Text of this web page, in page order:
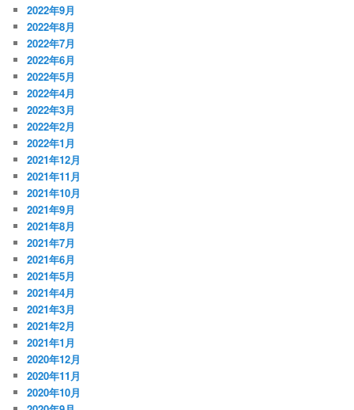
2022年9月
2022年8月
2022年7月
2022年6月
2022年5月
2022年4月
2022年3月
2022年2月
2022年1月
2021年12月
2021年11月
2021年10月
2021年9月
2021年8月
2021年7月
2021年6月
2021年5月
2021年4月
2021年3月
2021年2月
2021年1月
2020年12月
2020年11月
2020年10月